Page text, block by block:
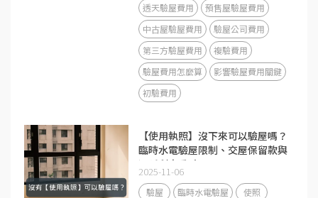
透天驗屋費用
預售屋驗屋費用
中古屋驗屋費用
驗屋公司費用
第三方驗屋費用
複驗費用
驗屋費用怎麼算
影響驗屋費用關鍵
初驗費用
【使用執照】沒下來可以驗屋嗎？
臨時水電驗屋限制、交屋保留款與
遲延利息重點！
2025-11-06
驗屋 臨時水電驗屋
使照